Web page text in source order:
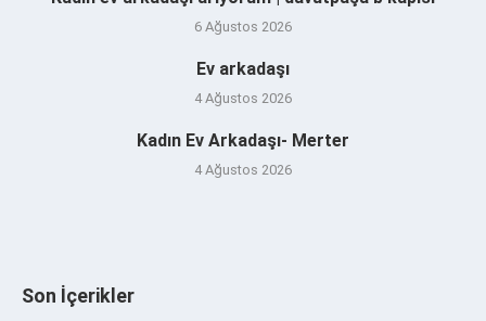
6 Ağustos 2026
Ev arkadaşı
4 Ağustos 2026
Kadın Ev Arkadaşı- Merter
4 Ağustos 2026
Son İçerikler